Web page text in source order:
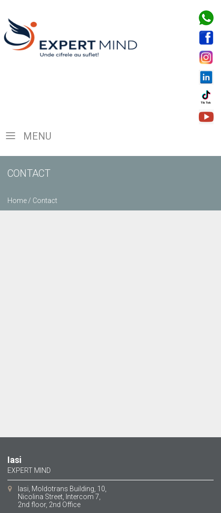
MENU
CONTACT
Home / Contact
Iasi
EXPERT MIND
Iasi, Moldotrans Building, 10,
Nicolina Street, Intercom 7,
2nd floor, 2nd Office